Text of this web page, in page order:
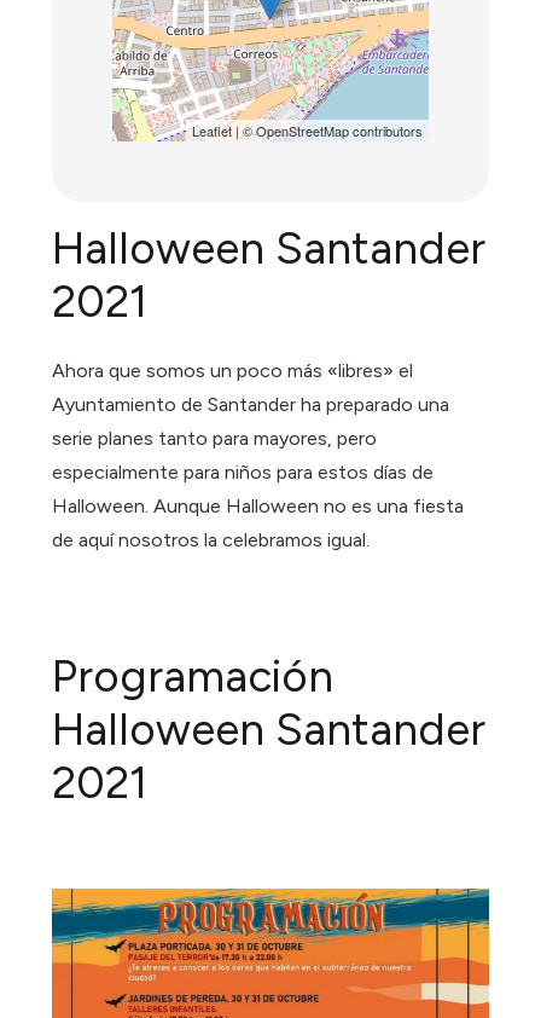
Leaflet| ©OpenStreetMapcontributors
Halloween Santander
2021
Ahora que somos un poco más «libres» el
Ayuntamiento de Santander ha preparado una
serie planes tanto para mayores, pero
especialmente para niños para estos días de
Halloween. Aunque Halloween no es una fiesta
de aquí nosotros la celebramos igual.
Programación
Halloween Santander
2021